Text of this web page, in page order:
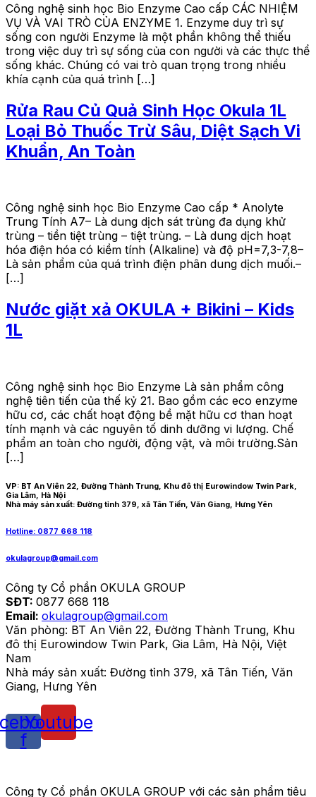
Công nghệ sinh học Bio Enzyme Cao cấp CÁC NHIỆM
VỤ VÀ VAI TRÒ CỦA ENZYME 1. Enzyme duy trì sự
sống con người Enzyme là một phần không thể thiếu
trong việc duy trì sự sống của con người và các thực thể
sống khác. Chúng có vai trò quan trọng trong nhiều
khía cạnh của quá trình […]
Rửa Rau Củ Quả Sinh Học Okula 1L
Loại Bỏ Thuốc Trừ Sâu, Diệt Sạch Vi
Khuẩn, An Toàn
Công nghệ sinh học Bio Enzyme Cao cấp * Anolyte
Trung Tính A7– Là dung dịch sát trùng đa dụng khử
trùng – tiền tiệt trùng – tiệt trùng. – Là dung dịch hoạt
hóa điện hóa có kiềm tính (Alkaline) và độ pH=7,3-7,8–
Là sản phẩm của quá trình điện phân dung dịch muối.–
[…]
Nước giặt xả OKULA + Bikini – Kids
1L
Công nghệ sinh học Bio Enzyme Là sản phẩm công
nghệ tiên tiến của thế kỷ 21. Bao gồm các eco enzyme
hữu cơ, các chất hoạt động bề mặt hữu cơ than hoạt
tính mạnh và các nguyên tố dinh dưỡng vi lượng. Chế
phẩm an toàn cho người, động vật, và môi trường.Sản
[…]
VP: BT An Viên 22, Đường Thành Trung, Khu đô thị Eurowindow Twin Park,
Gia Lâm, Hà Nội
Nhà máy sản xuất: Đường tỉnh 379, xã Tân Tiến, Văn Giang, Hưng Yên
Hotline: 0877 668 118
okulagroup@gmail.com
Công ty Cổ phần OKULA GROUP
SĐT: 0877 668 118
Email: okulagroup@gmail.com
Văn phòng: BT An Viên 22, Đường Thành Trung, Khu
đô thị Eurowindow Twin Park, Gia Lâm, Hà Nội, Việt
Nam
Nhà máy sản xuất: Đường tỉnh 379, xã Tân Tiến, Văn
Giang, Hưng Yên
f
Youtube
Công ty Cổ phần OKULA GROUP với các sản phẩm tiêu